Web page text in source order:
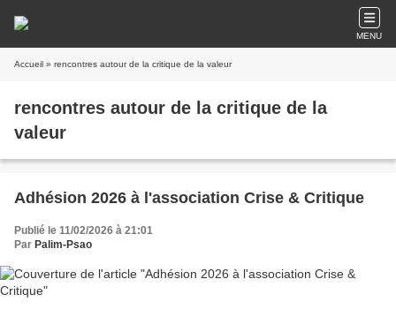
MENU
Accueil » rencontres autour de la critique de la valeur
rencontres autour de la critique de la
valeur
Adhésion 2026 à l'association Crise & Critique
Publié le 11/02/2026 à 21:01
Par Palim-Psao